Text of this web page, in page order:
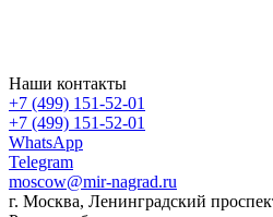
Наши контакты
+7 (499) 151-52-01
+7 (499) 151-52-01
WhatsApp
Telegram
moscow@mir-nagrad.ru
г. Москва, Ленинградский